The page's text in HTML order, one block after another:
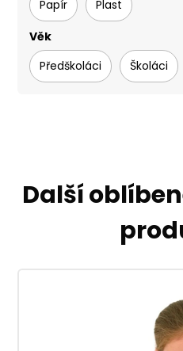
Papír
Plast
Věk
Předškoláci
Školáci
Další